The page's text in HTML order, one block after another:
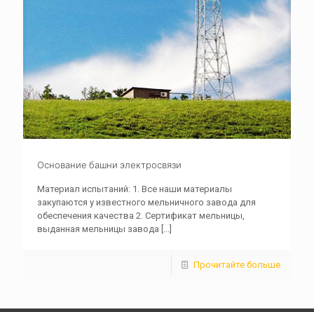
Основание башни электросвязи
Материал испытаний: 1. Все наши материалы
закупаются у известного мельничного завода для
обеспечения качества 2. Сертификат мельницы,
выданная мельницы завода [...]
Прочитайте больше